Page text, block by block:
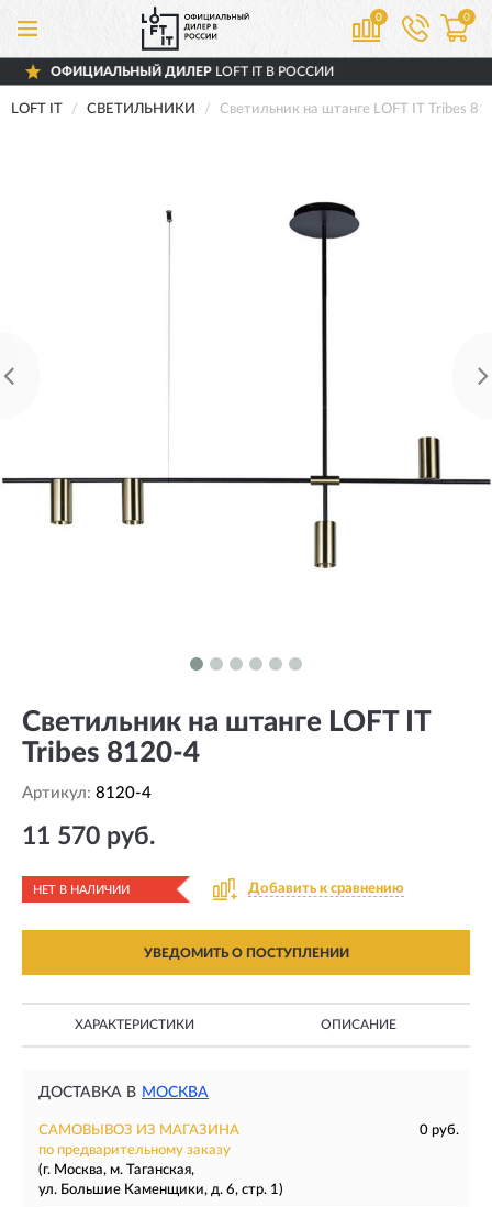
0 0
ДИЛЕРLOFT IT В РОССИИ
LOFT IT СВЕТИЛЬНИКИ Светильник на штанге LOFT IT Tribes
Светильник на штанге LOFT IT
Tribes 8120-4
Артикул: 8120-4
11 570 руб.
НЕТ В НАЛИЧИИ Добавить к сравнению
УВЕДОМИТЬ О ПОСТУПЛЕНИИ
ХАРАКТЕРИСТИКИ ОПИСАНИЕ
ДОСТАВКА В МОСКВА
САМОВЫВОЗ ИЗ МАГАЗИНА
0 руб.
по предварительному заказу
(г. Москва, м. Таганская,
ул. Большие Каменщики, д. 6, стр. 1)